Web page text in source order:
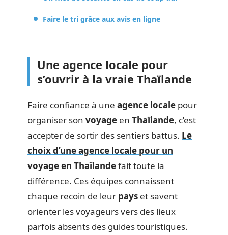
Faire le tri grâce aux avis en ligne
Une agence locale pour
s’ouvrir à la vraie Thaïlande
Faire confiance à une agence locale pour
organiser son voyage en Thaïlande, c’est
accepter de sortir des sentiers battus. Le
choix d’une agence locale pour un
voyage en Thaïlandefait toute la
différence. Ces équipes connaissent
chaque recoin de leur pays et savent
orienter les voyageurs vers des lieux
parfois absents des guides touristiques.